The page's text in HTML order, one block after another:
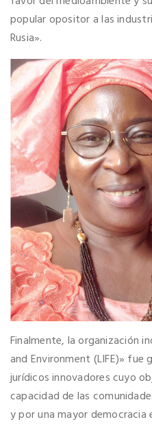
popular opositor a las
Rusia».
Finalmente, la organización
and Environment (LIFE)» fue
jurídicos innovadores cuyo
capacidad de las
y por una mayor democracia